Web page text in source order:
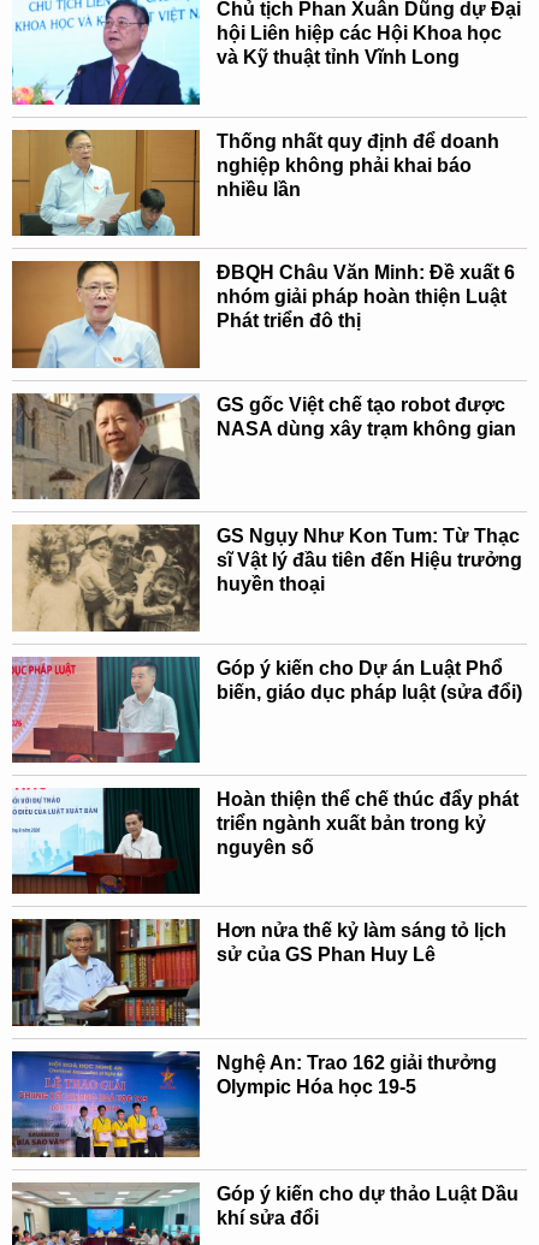
Chủ tịch Phan Xuân Dũng dự Đại
hội Liên hiệp các Hội Khoa học
và Kỹ thuật tỉnh Vĩnh Long
Thống nhất quy định để doanh
nghiệp không phải khai báo
nhiều lần
ĐBQH Châu Văn Minh: Đề xuất 6
nhóm giải pháp hoàn thiện Luật
Phát triển đô thị
GS gốc Việt chế tạo robot được
NASA dùng xây trạm không gian
GS Ngụy Như Kon Tum: Từ Thạc
sĩ Vật lý đầu tiên đến Hiệu trưởng
huyền thoại
Góp ý kiến cho Dự án Luật Phổ
biến, giáo dục pháp luật (sửa đổi)
Hoàn thiện thể chế thúc đẩy phát
triển ngành xuất bản trong kỷ
nguyên số
Hơn nửa thế kỷ làm sáng tỏ lịch
sử của GS Phan Huy Lê
Nghệ An: Trao 162 giải thưởng
Olympic Hóa học 19-5
Góp ý kiến cho dự thảo Luật Dầu
khí sửa đổi